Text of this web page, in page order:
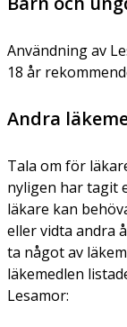
Användning av
18 år
Andra
Tala om för
nyligen har tagit
läkare kan
eller vidta andra
ta något av
läkemedlen
Lesamor: